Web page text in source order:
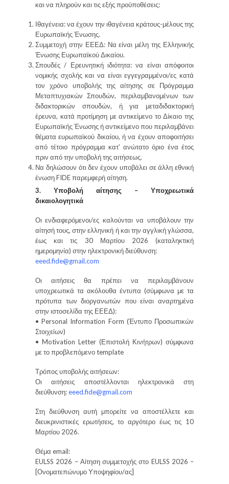
και να πληρούν και τις εξής προϋποθέσεις:
Ιθαγένεια: να έχουν την ιθαγένεια κράτους-μέλους της
Ευρωπαϊκής Ένωσης.
Συμμετοχή στην ΕΕΕΔ: Να είναι μέλη της Ελληνικής
Ένωσης Ευρωπαϊκού Δικαίου.
Σπουδές / Ερευνητική ιδιότητα: να είναι απόφοιτοι
νομικής σχολής και να είναι εγγεγραμμένοι/ες κατά
τον χρόνο υποβολής της αίτησης σε Πρόγραμμα
Μεταπτυχιακών Σπουδών, περιλαμβανομένων των
διδακτορικών σπουδών, ή για μεταδιδακτορική
έρευνα, κατά προτίμηση με αντικείμενο το Δίκαιο της
Ευρωπαϊκής Ένωσης ή αντικείμενο που περιλαμβάνει
θέματα ευρωπαϊκού δικαίου, ή να έχουν αποφοιτήσει
από τέτοιο πρόγραμμα κατ’ ανώτατο όριο ένα έτος
πριν από την υποβολή της αιτήσεως.
Να δηλώσουν ότι δεν έχουν υποβάλει σε άλλη εθνική
ένωση FIDE παρεμφερή αίτηση.
3. Υποβολή αίτησης – Υποχρεωτικά
δικαιολογητικά
Οι ενδιαφερόμενοι/ες καλούνται να υποβάλουν την
αίτησή τους, στην ελληνική ή και την αγγλική γλώσσα,
έως και τις 30 Μαρτίου 2026 (καταληκτική
ημερομηνία) στην ηλεκτρονική διεύθυνση:
eeed.fide@gmail.com
Οι αιτήσεις θα πρέπει να περιλαμβάνουν
υποχρεωτικά τα ακόλουθα έντυπα (σύμφωνα με τα
πρότυπα των διοργανωτών που είναι αναρτημένα
στην ιστοσελίδα της ΕΕΕΔ):
• Personal Information Form (Έντυπο Προσωπικών
Στοιχείων)
• Motivation Letter (Επιστολή Κινήτρων) σύμφωνα
με το προβλεπόμενο template
Τρόπος υποβολής αιτήσεων:
Οι αιτήσεις αποστέλλονται ηλεκτρονικά στη
διεύθυνση:eeed.fide@gmail.com
Στη διεύθυνση αυτή μπορείτε να αποστέλλετε και
διευκρινιστικές ερωτήσεις, το αργότερο έως τις 10
Μαρτίου 2026.
Θέμα email:
EULSS 2026 – Αίτηση συμμετοχής στο EULSS 2026 –
[Ονοματεπώνυμο Υποψηφίου/ας]